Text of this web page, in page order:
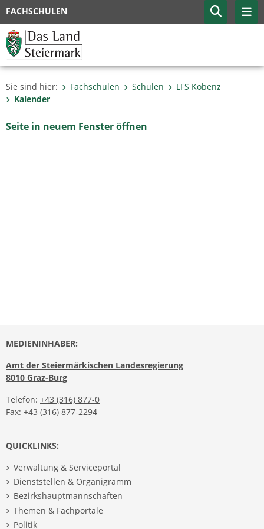
FACHSCHULEN
Sie sind hier: Fachschulen Schulen
LFS Kobenz
Kalender
Seite in neuem Fenster öffnen
MEDIENINHABER:
Amt der Steiermärkischen Landesregierung
8010 Graz-Burg
Telefon: +43 (316) 877-0
Fax: +43 (316) 877-2294
QUICKLINKS:
Verwaltung & Serviceportal
Dienststellen & Organigramm
Bezirkshauptmannschaften
Themen & Fachportale
Politik